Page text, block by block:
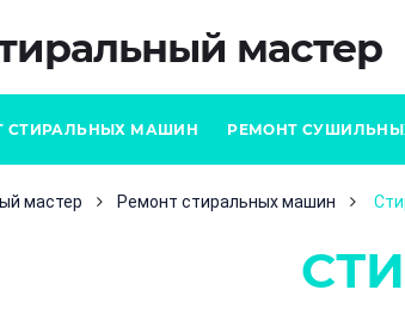
мастер
СТИРАЛЬНЫХ МАШИН РЕМОНТ
мастер Ремонт стиральных машин